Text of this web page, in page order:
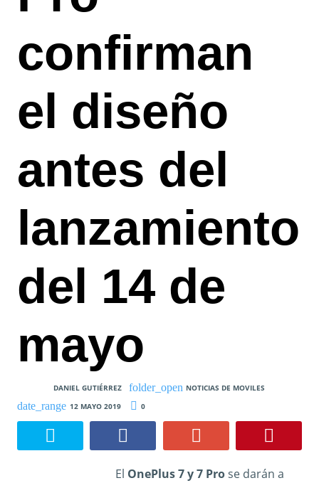
confirman
el diseño
antes del
lanzamiento
del 14 de
mayo
DANIEL GUTIÉRREZ
NOTICIAS DE MOVILES
12 MAYO 2019
0
El OnePlus 7 y 7 Prose darán a